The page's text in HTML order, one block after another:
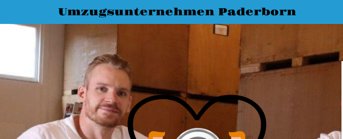
Umzugsunternehmen Paderborn